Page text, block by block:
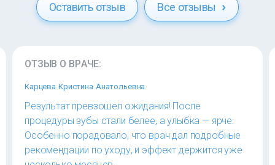
Оставить отзыв Все отзывы
ОТЗЫВ О ВРАЧЕ:
Карцева Кристина Анатольевна
Результат превзошел ожидания! После
процедуры зубы стали белее, а улыбка — ярче.
Особенно порадовало, что врач дал подробные
рекомендации по уходу, и эффект держится уже